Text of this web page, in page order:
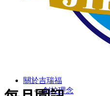
關於吉瑞福
創校理念